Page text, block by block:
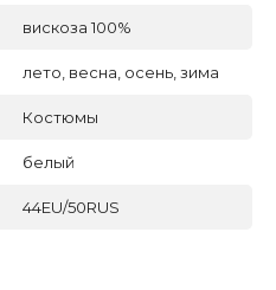
вискоза 100%
лето, весна, осень, зима
Костюмы
белый
44EU/50RUS